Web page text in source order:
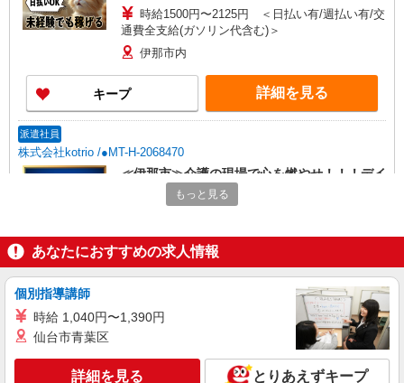
時給1500円〜2125円 ＜日払い有/週払い有/交
通費全支給(ガソリン代含む)＞
伊那市内
キープ 詳細を見る
派遣社員
株式会社kotrio /●MT-H-2068470
≪伊那市≫介護の現場で心を燃やせ！！！デイ
サービスSTAFF
伊那市内
詳細を見る
派遣社員
伊那市｜リハビリ補助などのデイサービス
もっと見る
あなたにおすすめの求人情報
個別指導講師
時給 1,040円〜1,390円
仙台市青葉区
詳細を見る とりあえずキープ